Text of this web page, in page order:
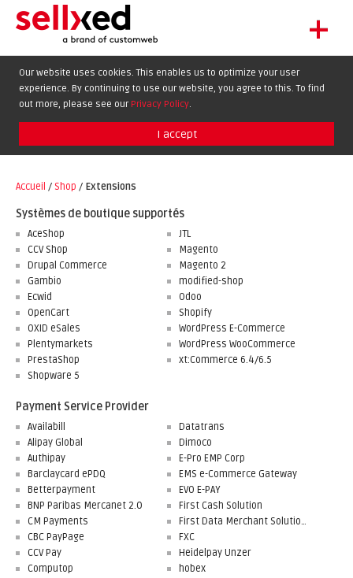
+
EXTENSIONS
BLOG
Our website uses cookies. This enables us to optimize your user
experience. By continuing to use our website, you agree to this. To find
out more, please see our Privacy Policy.
I accept
Accueil / Shop / Extensions
Systèmes de boutique supportés
AceShop
CCV Shop
Drupal Commerce
Gambio
Ecwid
JTL
Magento
Magento 2
modified-shop
Odoo
OpenCart
OXID eSales
Plentymarkets
PrestaShop
Shopware 5
Shopify
WordPress E-Commerce
WordPress WooCommerce
xt:Commerce 6.4/6.5
Payment Service Provider
Availabill
Alipay Global
Authipay
Barclaycard ePDQ
Betterpayment
BNP Paribas Mercanet 2.0
CM Payments
CBC PayPage
CCV Pay
Computop
Datatrans
Dimoco
E-Pro EMP Corp
EMS e-Commerce Gateway
EVO E-PAY
First Cash Solution
First Data Merchant Solutions
FXC
Heidelpay Unzer
hobex